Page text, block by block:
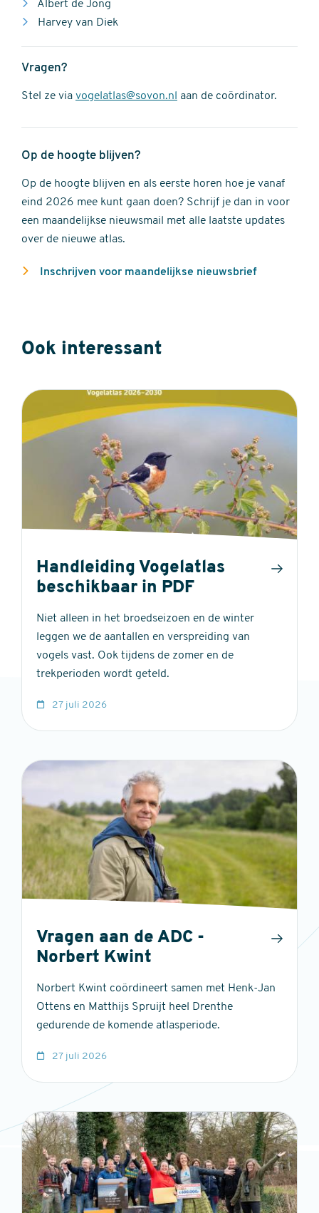
Albert de Jong
Harvey van Diek
Vragen?
Stel ze via vogelatlas@sovon.nl aan de coördinator.
Op de hoogte blijven?
Op de hoogte blijven en als eerste horen hoe je vanaf
eind 2026 mee kunt gaan doen? Schrijf je dan in voor
een maandelijkse nieuwsmail met alle laatste updates
over de nieuwe atlas.
Inschrijven voor maandelijkse nieuwsbrief
Ook interessant
Handleiding Vogelatlas
beschikbaar in PDF
Niet alleen in het broedseizoen en de winter
leggen we de aantallen en verspreiding van
vogels vast. Ook tijdens de zomer en de
trekperioden wordt geteld.
27 juli 2026
Vragen aan de ADC -
Norbert Kwint
Norbert Kwint coördineert samen met Henk-Jan
Ottens en Matthijs Spruijt heel Drenthe
gedurende de komende atlasperiode.
27 juli 2026